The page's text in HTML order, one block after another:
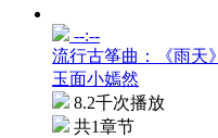
--:--
流行古筝曲：《雨天》
玉面小嫣然
8.2千次播放
共1章节